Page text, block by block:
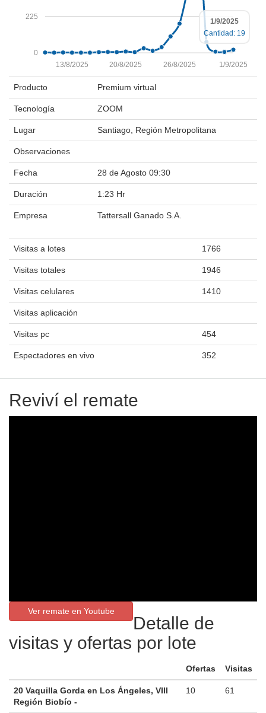
0
225
1/9/2025
26/8/2025
20/8/2025
13/8/2025
1/9/2025
Cantidad: 19
Producto Premium virtual
Tecnología ZOOM
Lugar Santiago, Región Metropolitana
Observaciones
Fecha 28 de Agosto 09:30
Duración 1:23 Hr
Empresa Tattersall Ganado S.A.
Visitas a lotes 1766
Visitas totales 1946
Visitas celulares 1410
Visitas aplicación
Visitas pc 454
Espectadores en vivo 352
Reviví el remate
Ver remate en Youtube
Detalle de
visitas y ofertas por lote
Ofertas Visitas
20 Vaquilla Gorda en Los Ángeles, VIII
Región Biobío -
10 61